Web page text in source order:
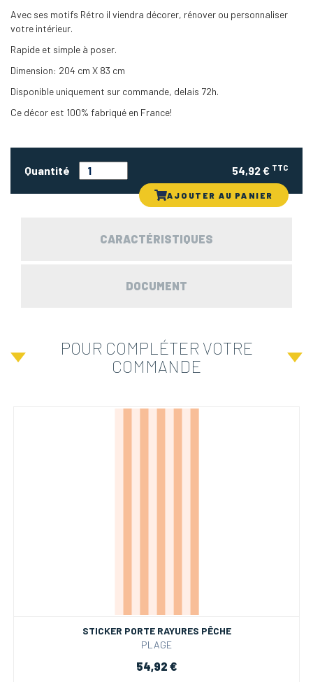
Avec ses motifs Rétro il viendra décorer, rénover ou personnaliser
votre intérieur.
Rapide et simple à poser.
Dimension: 204 cm X 83 cm
Disponible uniquement sur commande, delais 72h.
Ce décor est 100% fabriqué en France!
Quantité 54,92 € TTC
AJOUTER AU PANIER
CARACTÉRISTIQUES
DOCUMENT
POUR COMPLÉTER VOTRE
COMMANDE
STICKER PORTE RAYURES PÊCHE
PLAGE
54,92 €